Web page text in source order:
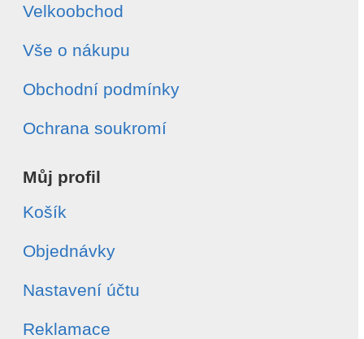
Velkoobchod
Vše o nákupu
Obchodní podmínky
Ochrana soukromí
Můj profil
Košík
Objednávky
Nastavení účtu
Reklamace